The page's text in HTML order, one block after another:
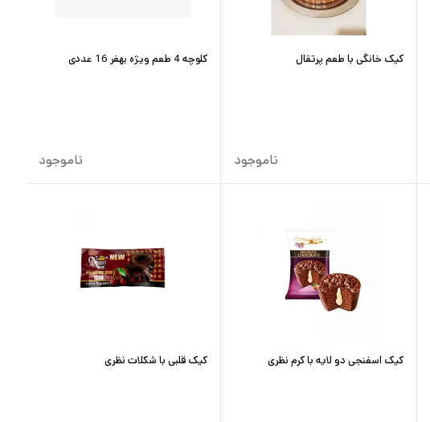
کیک خانگی با طعم پرتقال
ناموجود
کلوچه 4 طعم ویژه بهفر 16 عددی
ناموجود
کیک اسفنجی دو لایه با کرم نظری کیک قلبی با شکلات نظری